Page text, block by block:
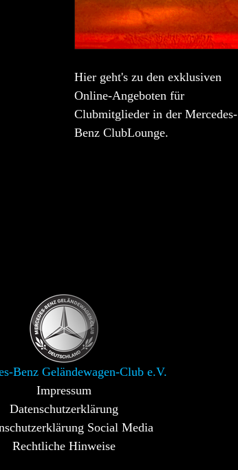
Hier geht's zu den exklusiven
Online-Angeboten für
Clubmitglieder in der Mercedes-
Benz ClubLounge.
Benz Geländewagen-Club e.V.
Impressum
Datenschutzerklärung
Social Media
Rechtliche Hinweise